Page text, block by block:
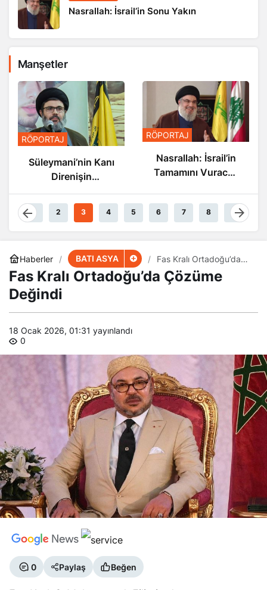
Nasrallah: İsrail’in Sonu Yakın
Manşetler
RÖPORTAJ
Süleymani’nin Kanı
Direnişin
Damarlarında
Akıyor
RÖPORTAJ
Nasrallah: İsrail’in
Tamamını Vuracak
1 2 3 4 5 6 7 8 9
Haberler BATI ASYA
Fas Kralı Ortadoğu’da
Çözüme Değindi
Fas Kralı Ortadoğu’da Çözüme
Değindi
18 Ocak 2026, 01:31 yayınlandı
0
0 Paylaş Beğen